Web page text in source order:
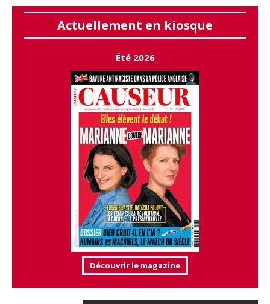
Actuellement en kiosque
Été 2026
Découvrir le magazine